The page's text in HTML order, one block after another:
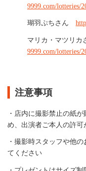
9999.com/lotteries/
瑚羽ぷちさん
マリカ・マツリ
9999.com/lotteries/
注意事項
・店内に撮影禁止の紙
め、出演者ご本人の許可
・撮影時スタッフや他
てください